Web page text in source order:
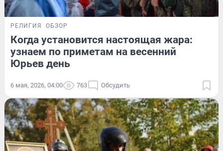
РЕЛИГИЯ ОБЗОР
Когда установится настоящая жара:
узнаем по приметам на весенний
Юрьев день
6 мая, 2026, 04:00 763 Обсудить